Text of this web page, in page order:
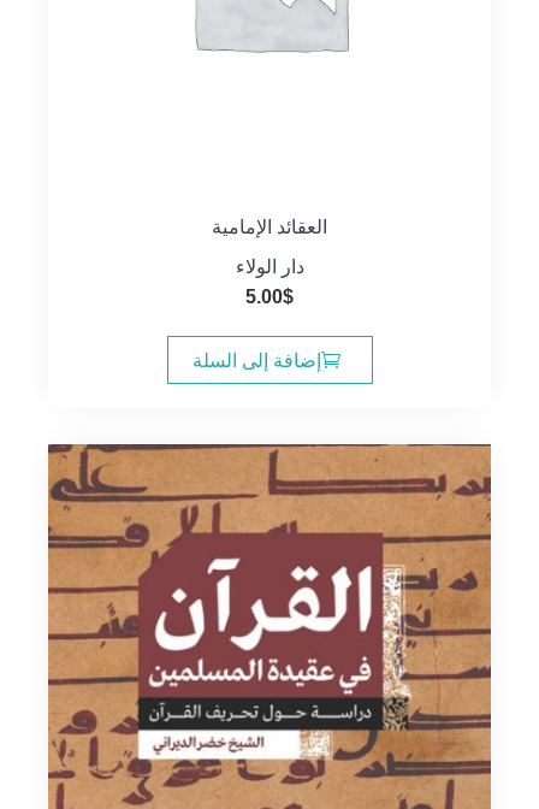
العقائد الإمامية
دار الولاء
5.00$
إضافة إلى السلة